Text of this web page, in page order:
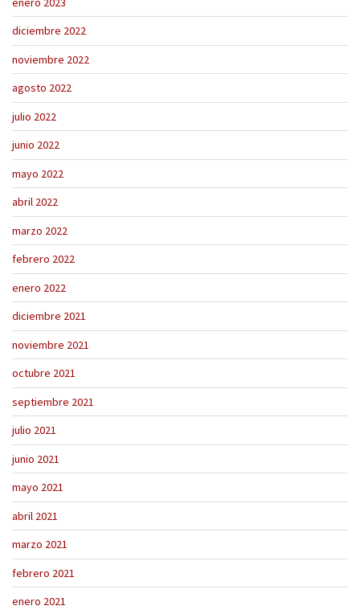
diciembre 2022
noviembre 2022
agosto 2022
julio 2022
junio 2022
mayo 2022
abril 2022
marzo 2022
febrero 2022
enero 2022
diciembre 2021
noviembre 2021
octubre 2021
septiembre 2021
julio 2021
junio 2021
mayo 2021
abril 2021
marzo 2021
febrero 2021
enero 2021